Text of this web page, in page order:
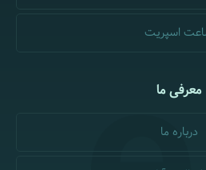
اسپریت
معرفی ما
درباره ما